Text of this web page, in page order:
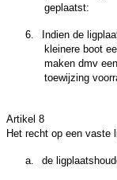
geplaatst:
6.
Indien de
kleinere boot
maken dmv
toewijzing
Artikel 8
Het recht op een vaste
a. de